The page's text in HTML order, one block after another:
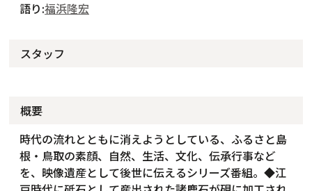
語り:福浜隆宏
スタッフ
概要
時代の流れとともに消えようとしている、ふるさと島
根・鳥取の素顔、自然、生活、文化、伝承行事など
を、映像遺産として後世に伝えるシリーズ番組。◆江